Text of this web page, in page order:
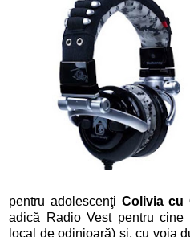
pentru adolescenţi Colivia cu
adică Radio Vest pentru cine
local de odinioară) şi, cu voia